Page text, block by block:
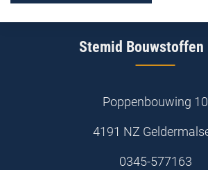
Stemid Bouwstoffen
Poppenbouwing 10
4191 NZ
0345-577163